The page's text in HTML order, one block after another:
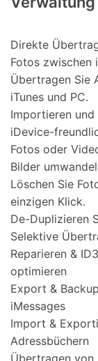
Direkte
Fotos zwischen
Übertragen Sie
iTunes und PC.
Importieren
iDevice-
Fotos oder
Bilder
Löschen Sie
einzigen Klick.
De-Duplizieren
Selektive
Reparieren &
optimieren
Export &
iMessages
Import &
Adressbüchern